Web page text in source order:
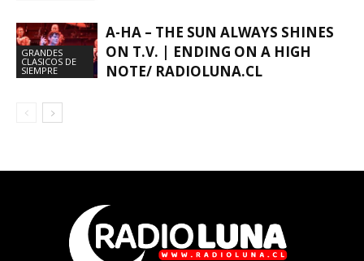
GRANDES
CLASICOS DE
SIEMPRE
A-HA – THE SUN ALWAYS SHINES
ON T.V. | ENDING ON A HIGH
NOTE/ RADIOLUNA.CL